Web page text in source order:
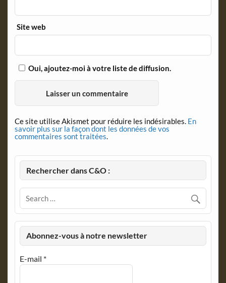
Site web
Oui, ajoutez-moi à votre liste de diffusion.
Ce site utilise Akismet pour réduire les indésirables. En
savoir plus sur la façon dont les données de vos
commentaires sont traitées.
Rechercher dans C&O :
Abonnez-vous à notre newsletter
E-mail *